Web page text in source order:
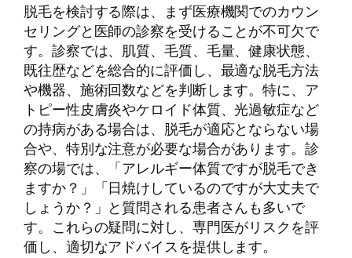
脱毛を検討する際は、まず医療機関でのカウン
セリングと医師の診察を受けることが不可欠で
す。診察では、肌質、毛質、毛量、健康状態、
既往歴などを総合的に評価し、最適な脱毛方法
や機器、施術回数などを判断します。特に、ア
トピー性皮膚炎やケロイド体質、光過敏症など
の持病がある場合は、脱毛が適応とならない場
合や、特別な注意が必要な場合があります。診
察の場では、「アレルギー体質ですが脱毛でき
ますか？」「日焼けしているのですが大丈夫で
しょうか？」と質問される患者さんも多いで
す。これらの疑問に対し、専門医がリスクを評
価し、適切なアドバイスを提供します。